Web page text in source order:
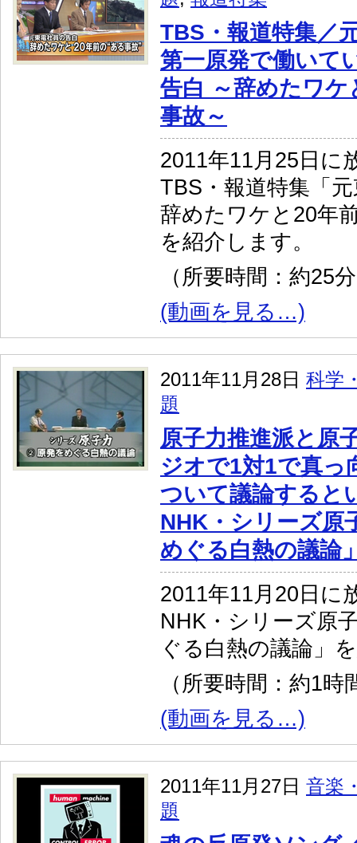
TBS・報道特集／
第一原発で働いて
告白 ～辞めたワケ
事故～
2011年11月25日に
TBS・報道特集「
辞めたワケと20年
を紹介します。
（所要時間：約25
(動画を見る…)
2011年11月28日 科学
題
原子力推進派と原
ジオで1対1で真っ
ついて議論すると
NHK・シリーズ
めぐる白熱の議論
2011年11月20日に
NHK・シリーズ原
ぐる白熱の議論」
（所要時間：約1時
(動画を見る…)
2011年11月27日 音楽
題